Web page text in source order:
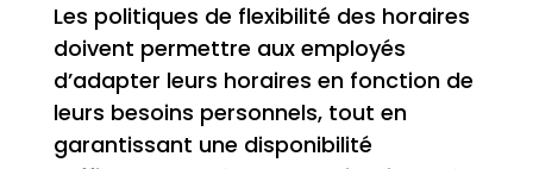
Les politiques de flexibilité des horaires
doivent permettre aux employés
d’adapter leurs horaires en fonction de
leurs besoins personnels, tout en
garantissant une disponibilité